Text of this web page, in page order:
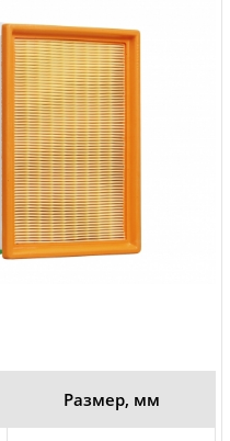
Размер, мм